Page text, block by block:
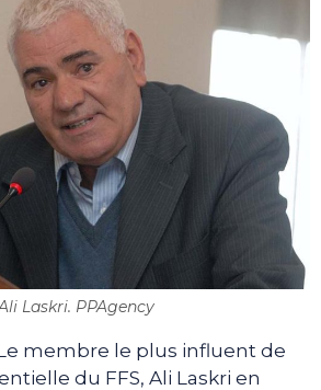
Laskri. PPAgency
membre le plus influent de
du FFS, Ali Laskri en